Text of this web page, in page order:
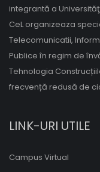
integrantă a
CeL organizeaza
Telecomunicatii,
Publice în regim de
Tehnologia
frecvență redusă de
LINK-URI UTILE
Campus Virtual